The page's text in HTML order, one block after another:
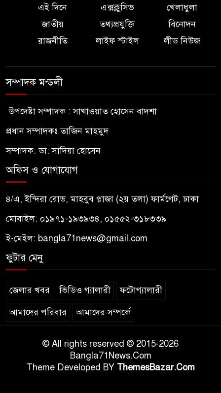
এই দিনে
এক্সক্লুসিভ
খেলাধুলা
জাতীয়
তথ্যপ্রযুক্তি
বিনোদন
রাজনীতি
লাইফ স্টাইল লীড নিউজ
সম্পাদক মন্ডলী
উপদেষ্টা সম্পাদক : সাখাওয়াত হোসেন বাদশা
প্রধান সম্পাদকঃ তাজিন মাহমুদ
সম্পাদক: ডা: সাদিয়া হোসেন
অফিস ও যোগাযোগ
৪/এ, ইন্দিরা রোড, মাহবুব প্লাজা (২য় তলা) ফার্মগেট, ঢাকা
মোবাইল: ০১৯৭১-১৯৩৯৩৪, ০১৫৫২-৩১৮৩৩৯
ই-মেইল: bangla71news@gmail.com
ফুটার মেনু
জেলার খবর ভিডিও গ্যালারী ফটোগ্যালারী
আমাদের পরিবার আমাদের সম্পর্কে
© All rights reserved © 2015-2026
Bangla71News.Com
Theme Developed BY ThemesBazar.Com